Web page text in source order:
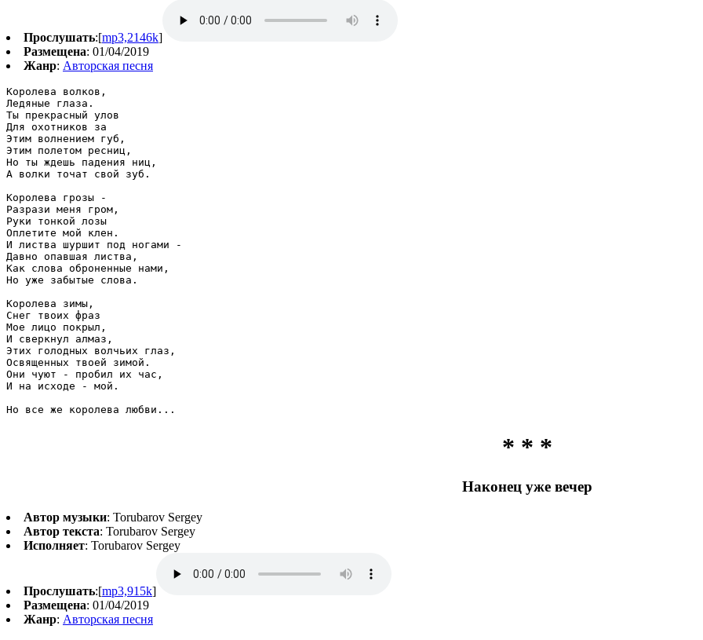
Прослушать:[mp3,2146k]
Размещена: 01/04/2019
Жанр: Авторская песня
Королева волков,
Ледяные глаза.
Ты прекрасный улов
Для охотников за
Этим волнением губ,
Этим полетом ресниц,
Но ты ждешь падения ниц,
А волки точат свой зуб.
Королева грозы -
Разрази меня гром,
Руки тонкой лозы
Оплетите мой клен.
И листва шуршит под ногами -
Давно опавшая листва,
Как слова оброненные нами,
Но уже забытые слова.
Королева зимы,
Снег твоих фраз
Мое лицо покрыл,
И сверкнул алмаз,
Этих голодных волчьих глаз,
Освященных твоей зимой.
Они чуют - пробил их час,
И на исходе - мой.
Но все же королева любви...
* * *
Наконец уже вечер
Автор музыки: Torubarov Sergey
Автор текста: Torubarov Sergey
Исполняет: Torubarov Sergey
Прослушать:[mp3,915k]
Размещена: 01/04/2019
Жанр: Авторская песня